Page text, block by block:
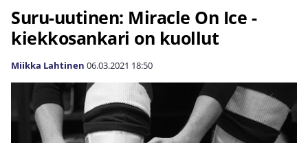
Suru-uutinen: Miracle On Ice -
kiekkosankari on kuollut
Miikka Lahtinen 06.03.2021 18:50